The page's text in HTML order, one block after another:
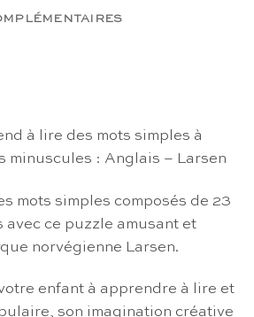
à lire des mots simples à
minuscules : Anglais – Larsen
mots simples composés de 23
avec ce puzzle amusant et
norvégienne Larsen.
enfant à apprendre à lire et
son imagination créative